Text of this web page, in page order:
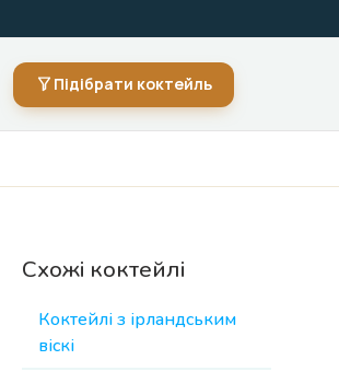
Підібрати коктейль
Схожі коктейлі
Коктейлі з ірландським
віскі